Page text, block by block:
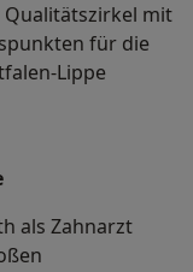
mit
für die
Lippe
als Zahnarzt